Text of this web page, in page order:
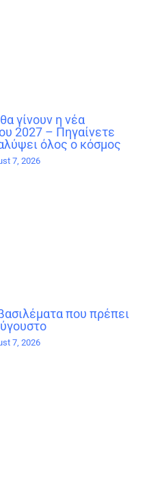
γίνουν η νέα
2027 – Πηγαίνετε
όλος ο κόσμος
7, 2026
που πρέπει
7, 2026